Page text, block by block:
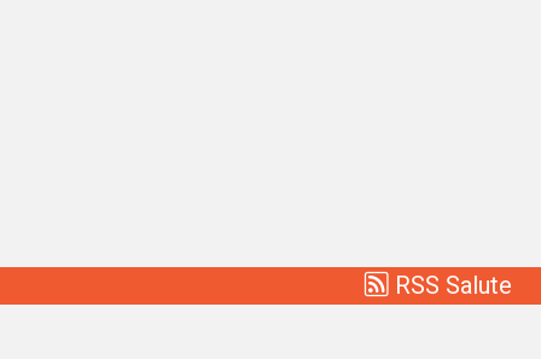
RSS Salute